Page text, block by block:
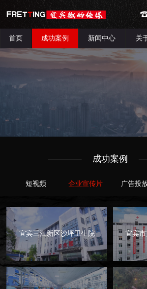
首页 成功案例 新闻中心 关
成功案例
短视频 企业宣传片 广告投
宜宾三江新区沙坪卫生院 宜宾